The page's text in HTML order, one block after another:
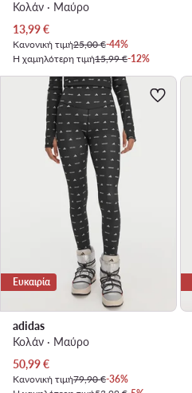
Κολάν · Μαύρο
Τρέχουσα τιμή
13,99€
Κανονική τιμή25,00 €-44%
Η χαμηλότερη τιμή15,99 €-12%
Ευκαιρία
adidas
Κολάν · Μαύρο
Τρέχουσα τιμή
50,99€
Κανονική τιμή79,90 €-36%